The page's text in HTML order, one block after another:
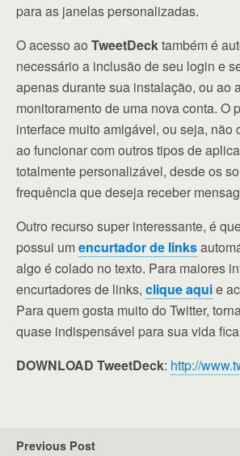
para as janelas personalizadas.
O acesso ao TweetDecktambém é
necessário a inclusão de seu login e
apenas durante sua instalação, ou ao
monitoramento de uma nova conta. O
interface muito amigável, ou seja, não
ao funcionar com outros tipos de
totalmente personalizável, desde os
frequência que deseja receber
Outro recurso super interessante, é
possui umencurtador de links
algo é colado no texto. Para maiores
encurtadores de links, clique aquie
Para quem gosta muito do Twitter,
quase indispensável para sua vida
DOWNLOAD TweetDeck: http://
Previous Post